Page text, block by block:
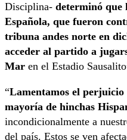
Disciplina- determinó que
Española, que fueron
tribuna andes norte en
acceder al partido a
Mar en el Estadio
“Lamentamos el perjuicio
mayoría de hinchas
incondicionalmente a
del país. Estos se ven